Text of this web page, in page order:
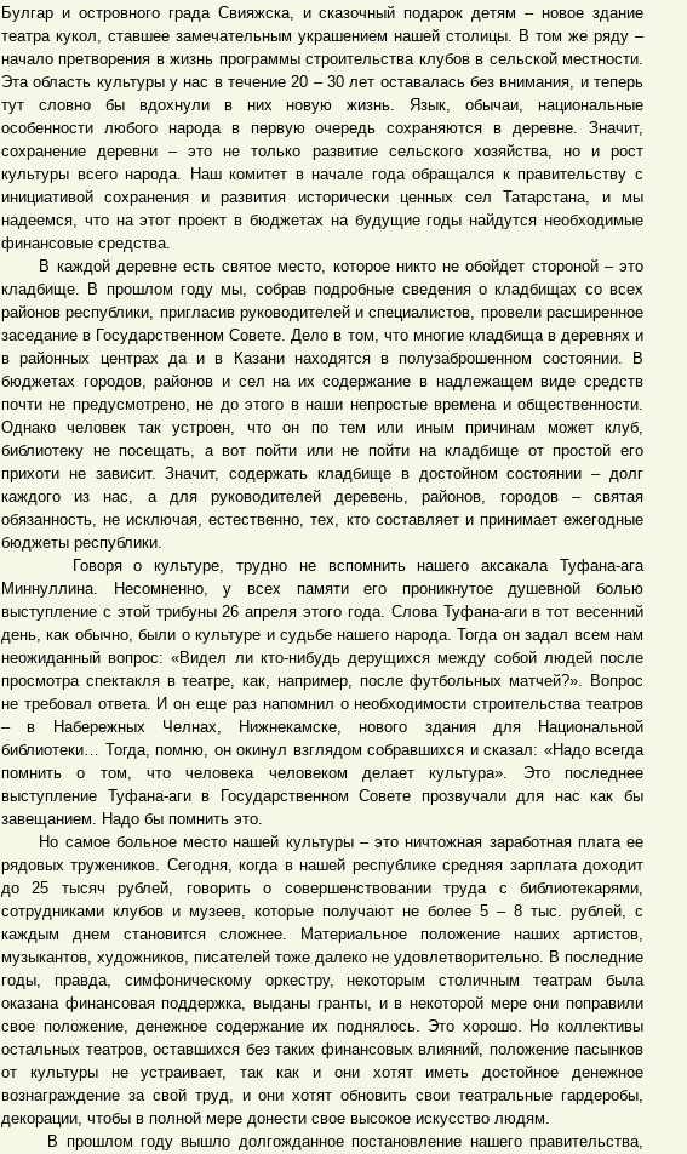
Булгар и островного града Свияжска, и сказочный подарок детям – новое здание
театра кукол, ставшее замечательным украшением нашей столицы. В том же ряду –
начало претворения в жизнь программы строительства клубов в сельской местности.
Эта область культуры у нас в течение 20 – 30 лет оставалась без внимания, и теперь
тут словно бы вдохнули в них новую жизнь. Язык, обычаи, национальные
особенности любого народа в первую очередь сохраняются в деревне. Значит,
сохранение деревни – это не только развитие сельского хозяйства, но и рост
культуры всего народа. Наш комитет в начале года обращался к правительству с
инициативой сохранения и развития исторически ценных сел Татарстана, и мы
надеемся, что на этот проект в бюджетах на будущие годы найдутся необходимые
финансовые средства.
В каждой деревне есть святое место, которое никто не обойдет стороной – это
кладбище. В прошлом году мы, собрав подробные сведения о кладбищах со всех
районов республики, пригласив руководителей и специалистов, провели расширенное
заседание в Государственном Совете. Дело в том, что многие кладбища в деревнях и
в районных центрах да и в Казани находятся в полузаброшенном состоянии. В
бюджетах городов, районов и сел на их содержание в надлежащем виде средств
почти не предусмотрено, не до этого в наши непростые времена и общественности.
Однако человек так устроен, что он по тем или иным причинам может клуб,
библиотеку не посещать, а вот пойти или не пойти на кладбище от простой его
прихоти не зависит. Значит, содержать кладбище в достойном состоянии – долг
каждого из нас, а для руководителей деревень, районов, городов – святая
обязанность, не исключая, естественно, тех, кто составляет и принимает ежегодные
бюджеты республики.
Говоря о культуре, трудно не вспомнить нашего аксакала Туфана-ага
Миннуллина. Несомненно, у всех памяти его проникнутое душевной болью
выступление с этой трибуны 26 апреля этого года. Слова Туфана-аги в тот весенний
день, как обычно, были о культуре и судьбе нашего народа. Тогда он задал всем нам
неожиданный вопрос: «Видел ли кто-нибудь дерущихся между собой людей после
просмотра спектакля в театре, как, например, после футбольных матчей?». Вопрос
не требовал ответа. И он еще раз напомнил о необходимости строительства театров
– в Набережных Челнах, Нижнекамске, нового здания для Национальной
библиотеки… Тогда, помню, он окинул взглядом собравшихся и сказал: «Надо всегда
помнить о том, что человека человеком делает культура». Это последнее
выступление Туфана-аги в Государственном Совете прозвучали для нас как бы
завещанием. Надо бы помнить это.
Но самое больное место нашей культуры – это ничтожная заработная плата ее
рядовых тружеников. Сегодня, когда в нашей республике средняя зарплата доходит
до 25 тысяч рублей, говорить о совершенствовании труда с библиотекарями,
сотрудниками клубов и музеев, которые получают не более 5 – 8 тыс. рублей, с
каждым днем становится сложнее. Материальное положение наших артистов,
музыкантов, художников, писателей тоже далеко не удовлетворительно. В последние
годы, правда, симфоническому оркестру, некоторым столичным театрам была
оказана финансовая поддержка, выданы гранты, и в некоторой мере они поправили
свое положение, денежное содержание их поднялось. Это хорошо. Но коллективы
остальных театров, оставшихся без таких финансовых влияний, положение пасынков
от культуры не устраивает, так как и они хотят иметь достойное денежное
вознаграждение за свой труд, и они хотят обновить свои театральные гардеробы,
декорации, чтобы в полной мере донести свое высокое искусство людям.
В прошлом году вышло долгожданное постановление нашего правительства,